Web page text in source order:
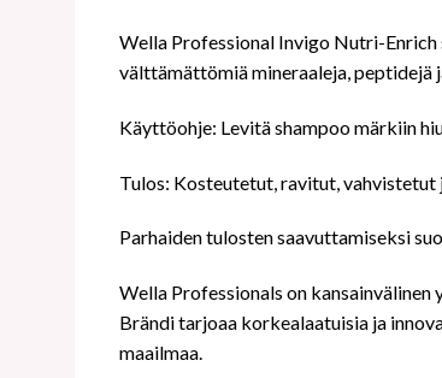
Wella Professional Invigo Nutri-
välttämättömiä mineraaleja, peptidejä
Käyttöohje: Levitä shampoo märkiin
Tulos: Kosteutetut, ravitut, vahvistetut
Parhaiden tulosten saavuttamiseksi
Wella Professionals on
Brändi tarjoaa korkealaatuisia ja
maailmaa.